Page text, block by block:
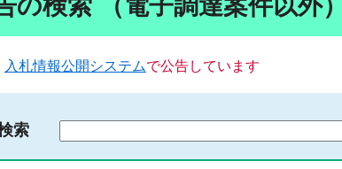
の検索 （電子調達案件以外）
入札情報公開システムで公告しています
索